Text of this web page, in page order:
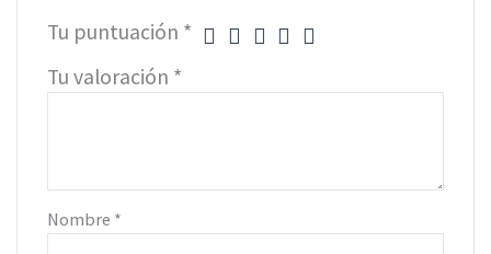
Tu puntuación *
Tu valoración *
Nombre *